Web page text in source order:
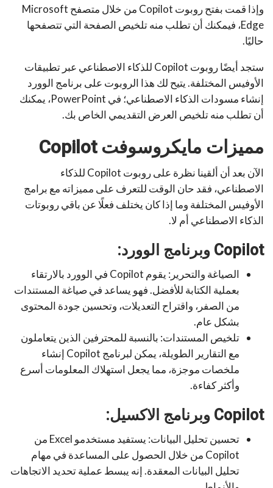
وإذا قمت بفتح روبوت Copilot من خلال متصفح Microsoft
Edge، فيمكنك أن تطلب منه تلخيص الصفحة التي تتصفحها
حاليًا.
ستجد أيضًا روبوت Copilot للذكاء الاصطناعي عبر تطبيقات
الأوفيس المختلفة. يتيح لك هذا الروبوت على برنامج الوورد
إنشاء مسودات الذكاء الاصطناعي؛ في PowerPoint، يمكنك
أن تطلب منه تلخيص العرض التقديمي الخاص بك.
مميزات مايكروسوفت Copilot
الآن بعد أن ألقينا نظرة على روبوت Copilot للذكاء
الاصطناعي، فقد حان الوقت للتعرف على مميزاته مع برامج
الأوفيس المختلفة وما إذا كان يختلف فعلًا عن باقي روبوتات
الذكاء الاصطناعي أم لا.
Copilot وبرنامج الوورد:
الصياغة والتحرير: يقوم Copilot في الوورد بالارتقاء
بعملية الكتابة للأفضل. فهو يساعد في صياغة المستندات
من الصفر، واقتراح التعديلات، وتحسين جودة المحتوى
بشكل عام.
تلخيص المستندات: بالنسبة للمحترفين الذين يتعاملون
مع التقارير الطويلة، يمكن لبرنامج Copilot إنشاء
ملخصات موجزة، مما يجعل استهلاك المعلومات أسرع
وأكثر كفاءة.
Copilot وبرنامج الاكسيل:
تحسين تحليل البيانات: يستفيد مستخدمو Excel من
Copilot من خلال الحصول على المساعدة في مهام
تحليل البيانات المعقدة. إنه يبسط عملية تحديد الاتجاهات